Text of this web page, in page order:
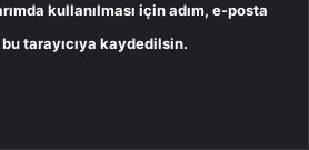
kullanılması için adım, e-posta
tarayıcıya kaydedilsin.